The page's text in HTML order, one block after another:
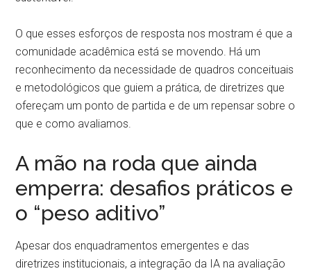
O que esses esforços de resposta nos mostram é que a
comunidade acadêmica está se movendo. Há um
reconhecimento da necessidade de quadros conceituais
e metodológicos que guiem a prática, de diretrizes que
ofereçam um ponto de partida e de um repensar sobre o
que e como avaliamos.
A mão na roda que ainda
emperra: desafios práticos e
o “peso aditivo”
Apesar dos enquadramentos emergentes e das
diretrizes institucionais, a integração da IA na avaliação